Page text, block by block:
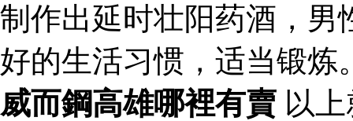
制作出延时壮阳药酒，男
好的生活习惯，适当锻炼
威而鋼高雄哪裡有賣 以